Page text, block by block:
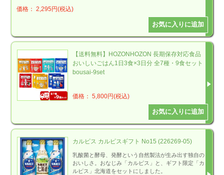
価格： 2,295円(税込)
【送料無料】HOZONHOZON 長期保存対応食品
おいしいごはん1日3食×3日分 全7種・9食セット
bousai-9set
価格： 5,800円(税込)
カルピス カルピスギフト No15 (226269-05)
乳酸菌と酵母、発酵という自然製法が生み出す独自の
おいしさ。おなじみ「カルピス」と、ギフト限定「カ
ルピス」北海道をセットにしました。